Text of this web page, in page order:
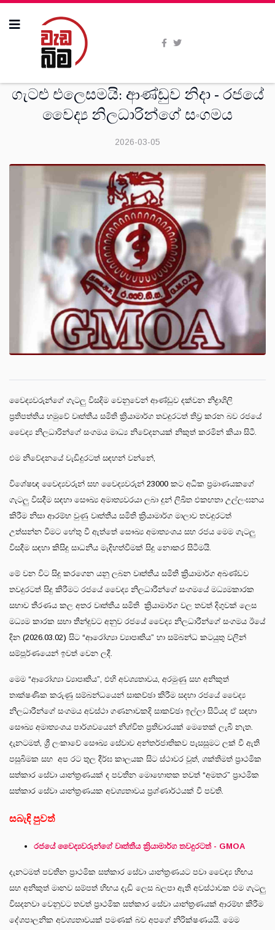
ගැටළු එලෙසමයි: ආණ්ඩුව නිදා - රජයේ
වෛද්‍ය නිලධාරින්ගේ සංගමය
2026-03-05
වෛද්‍යවරුන්ගේ ගැටලු විසදිම වෙනුවෙන් ආණ්ඩුව දක්වන නිද්‍රාශිලි
ප්‍රතිපත්තිය හමුවේ වෘත්තීය සමිති ක්‍රියාමාර්ග තවදුරටත් තිව්‍ර කරන බව රජයේ
වෛද්‍ය නිලධාරින්ගේ සංගමය මාධ්‍ය නිවේදනයක් නිකුත් කරමින් කියා සිටී.
එම නිවේදනයේ වැඩිදුරටත් සඳහන් වන්නේ,
විශේෂඥ වෛද්‍යවරුන් සහ වෛද්‍යවරුන් 23000 කට අධික ප්‍රමාණයකගේ
ගැටලු විසදීම සඳහා සෞඛ්‍ය අමාත්‍යවරයා ලබා දුන් ලිඛිත එකඟතා උල්ලංඝනය
කිරීම නිසා ආරම්භ වුණු වෘත්තීය සමිති ක්‍රියාමාර්ග මාලාව තවදුරටත්
උත්සන්න වීමට හේතු වී ඇත්තේ සෞඛ්‍ය අමාත්‍යංශය සහ රජය මෙම ගැටලු
විසදීම සඳහා කිසිදු සාධනීය මැදිහත්වීමක් සිදු නොකර සිටීමයි.
මේ වන විට සිදු කරගෙන යනු ලබන වෘත්තීය සමිති ක්‍රියාමාර්ග අඛණ්ඩව
තවදුරටත් සිදු කිරීමට රජයේ වෛද්‍ය නිලධාරීන්ගේ සංගමයේ මධ්‍යමකාරක
සභාව තීරණය කල අතර වෘත්තීය සමිති ක්‍රියාමාර්ග වල තවත් දිගුවක් ලෙස
මධ්‍යම කාරක සභා තීන්දුවට අනුව රජයේ වෛද්‍ය නිලධාරීන්ගේ සංගමය ඊයේ
දින (2026.03.02) සිට “ආරෝග්‍යා ව්‍යාපෘතිය” හා සම්බන්ධ කටයුතු වලින්
සම්පූර්ණයෙන් ඉවත් වෙන ලදී.
මෙම “ආරෝග්‍යා ව්‍යාපෘතිය”, එහි අවශ්‍යතාවය, අරමුණු සහ අනිකුත්
තාක්ෂණික කරුණු සම්බන්ධයෙන් සාකච්ඡා කිරීම සදහා රජයේ වෛද්‍ය
නිලධාරීන්ගේ සංගමය අවස්ථා ගණනාවකදි සාකච්ඡා ඉල්ලා සිටියද ඒ සඳහා
සෞඛ්‍ය අමාත්‍යංශය පාර්ශවයෙන් නිශ්චිත ප්‍රතිචාරයක් මෙතෙක් ලැබී නැත.
දැනටමත්, ශ්‍රී ලංකාවේ සෞඛ්‍ය සේවාව අන්තර්ජාතිකව පැසසුමට ලක් වී ඇති
පසුබිමක සහ අප රට තුල දීර්ඝ කාලයක සිට ස්ථාවර වූත්, ශක්තිමත් ප්‍රාථමික
සත්කාර සේවා යාන්ත්‍රණයක් ද පවතින මොහොතක තවත් “අමතර” ප්‍රාථමික
සත්කාර සේවා යාන්ත්‍රණයක අවශ්‍යතාවය ප්‍රශ්ණාර්ථයක් වී පවති.
සබැඳි පුවත්
රජයේ වෛද්‍යවරුන්ගේ වෘත්තීය ක්‍රියාමාර්ග තවදුරටත් - GMOA
දැනටමත් පවතින ප්‍රාථමික සත්කාර සේවා යාන්ත්‍රණයට පවා වෛද්‍ය හිඟය
සහ අනිකුත් මානව සම්පත් හිඟය දැඩි ලෙස බලපා ඇති අවස්ථාවක එම ගැටලු
විසදනවා වෙනුවට තවත් ප්‍රාථමික සත්කාර සේවා යාන්ත්‍රණයක් ආරම්භ කිරීම
දේශපාලනික අවශ්‍යතාවයක් පමණක් බව අපගේ නිරික්ෂණයයි. මෙම